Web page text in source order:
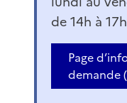
de 14h à
Page
demande